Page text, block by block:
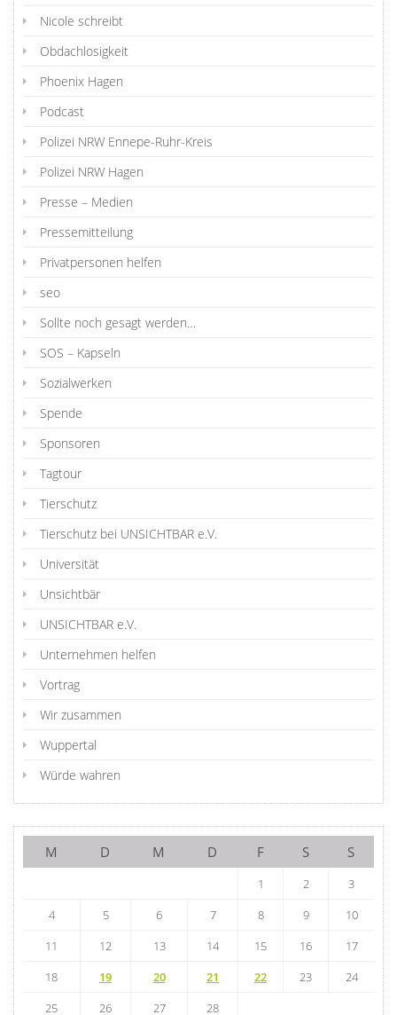
Nicole schreibt
Obdachlosigkeit
Phoenix Hagen
Podcast
Polizei NRW Ennepe-Ruhr-Kreis
Polizei NRW Hagen
Presse – Medien
Pressemitteilung
Privatpersonen helfen
seo
Sollte noch gesagt werden…
SOS – Kapseln
Sozialwerken
Spende
Sponsoren
Tagtour
Tierschutz
Tierschutz bei UNSICHTBAR e.V.
Universität
Unsichtbär
UNSICHTBAR e.V.
Unternehmen helfen
Vortrag
Wir zusammen
Wuppertal
Würde wahren
M D M D F S S
1 2
3
4
5 6 7 8 9
10
11
12 13 14 15 16
17
18
19 20 21 22 23
24
25
26 27 28